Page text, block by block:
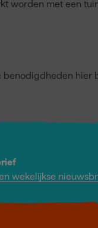
worden met een
benodigdheden hier
wekelijkse